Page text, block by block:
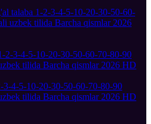
talaba 1-2-3-4-5-10-20-30-50-60-
uzbek tilida Barcha qismlar 2026
4-5-10-20-30-50-60-70-80-90
tilida Barcha qismlar 2026 HD